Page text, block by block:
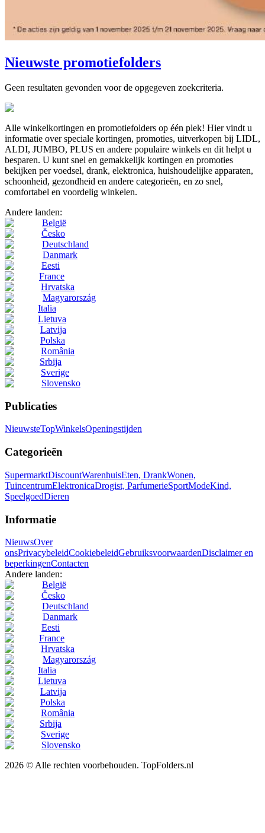
Nieuwste promotiefolders
Geen resultaten gevonden voor de opgegeven zoekcriteria.
Alle winkelkortingen en promotiefolders op één plek! Hier vindt u
informatie over speciale kortingen, promoties, uitverkopen bij LIDL,
ALDI, JUMBO, PLUS en andere populaire winkels en dit helpt u
besparen. U kunt snel en gemakkelijk kortingen en promoties
bekijken per voedsel, drank, elektronica, huishoudelijke apparaten,
schoonheid, gezondheid en andere categorieën, en zo snel,
comfortabel en voordelig winkelen.
Andere landen:
België
Česko
Deutschland
Danmark
Eesti
France
Hrvatska
Magyarország
Italia
Lietuva
Latvija
Polska
România
Srbija
Sverige
Slovensko
Publicaties
NieuwsteTopWinkelsOpeningstijden
Categorieën
SupermarktDiscountWarenhuisEten, DrankWonen,
TuincentrumElektronicaDrogist, ParfumerieSportModeKind,
SpeelgoedDieren
Informatie
NieuwsOver
onsPrivacybeleidCookiebeleidGebruiksvoorwaardenDisclaimer en
beperkingenContacten
Andere landen:
België
Česko
Deutschland
Danmark
Eesti
France
Hrvatska
Magyarország
Italia
Lietuva
Latvija
Polska
România
Srbija
Sverige
Slovensko
2026 © Alle rechten voorbehouden. TopFolders.nl